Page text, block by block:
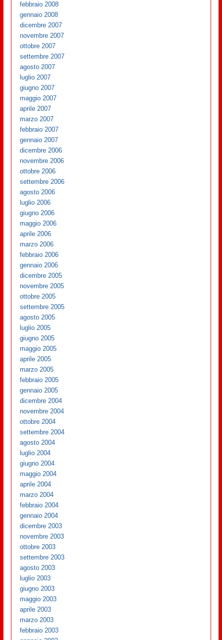
febbraio 2008
gennaio 2008
dicembre 2007
novembre 2007
ottobre 2007
settembre 2007
agosto 2007
luglio 2007
giugno 2007
maggio 2007
aprile 2007
marzo 2007
febbraio 2007
gennaio 2007
dicembre 2006
novembre 2006
ottobre 2006
settembre 2006
agosto 2006
luglio 2006
giugno 2006
maggio 2006
aprile 2006
marzo 2006
febbraio 2006
gennaio 2006
dicembre 2005
novembre 2005
ottobre 2005
settembre 2005
agosto 2005
luglio 2005
giugno 2005
maggio 2005
aprile 2005
marzo 2005
febbraio 2005
gennaio 2005
dicembre 2004
novembre 2004
ottobre 2004
settembre 2004
agosto 2004
luglio 2004
giugno 2004
maggio 2004
aprile 2004
marzo 2004
febbraio 2004
gennaio 2004
dicembre 2003
novembre 2003
ottobre 2003
settembre 2003
agosto 2003
luglio 2003
giugno 2003
maggio 2003
aprile 2003
marzo 2003
febbraio 2003